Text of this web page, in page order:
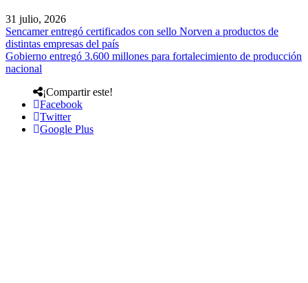
31 julio, 2026
Sencamer entregó certificados con sello Norven a productos de
distintas empresas del país
Gobierno entregó 3.600 millones para fortalecimiento de producción
nacional
¡Compartir este!
Facebook
Twitter
Google Plus